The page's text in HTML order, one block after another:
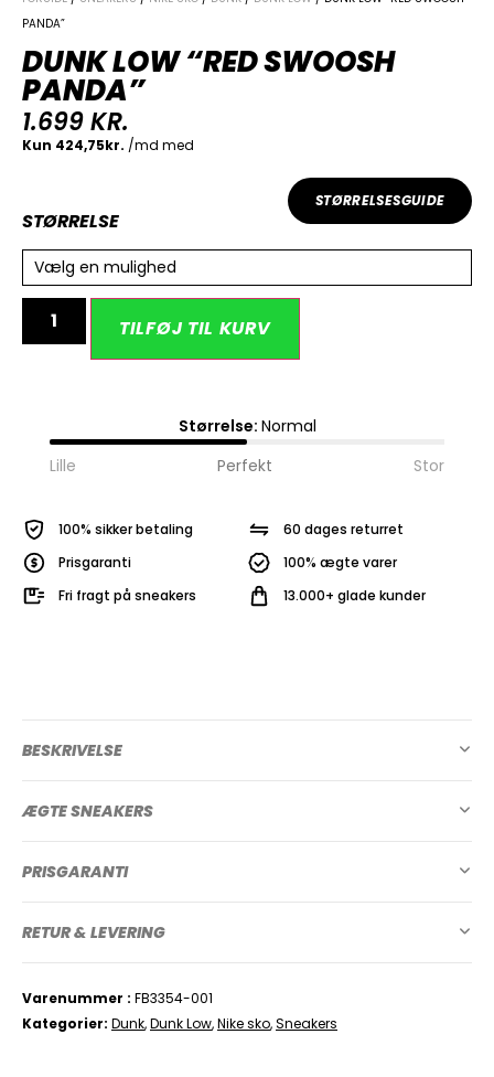
PANDA”
DUNK LOW “RED SWOOSH
PANDA”
1.699KR.
STØRRELSESGUIDE
STØRRELSE
Vælg en mulighed
TILFØJ TIL KURV
Størrelse: Normal
Lille
Perfekt Stor
100% sikker betaling
Prisgaranti
Fri fragt på sneakers
60 dages returret
100% ægte varer
13.000+ glade kunder
BESKRIVELSE
ÆGTE SNEAKERS
PRISGARANTI
RETUR & LEVERING
Varenummer
FB3354-001
Kategorier Dunk,Dunk Low,Nike sko,Sneakers